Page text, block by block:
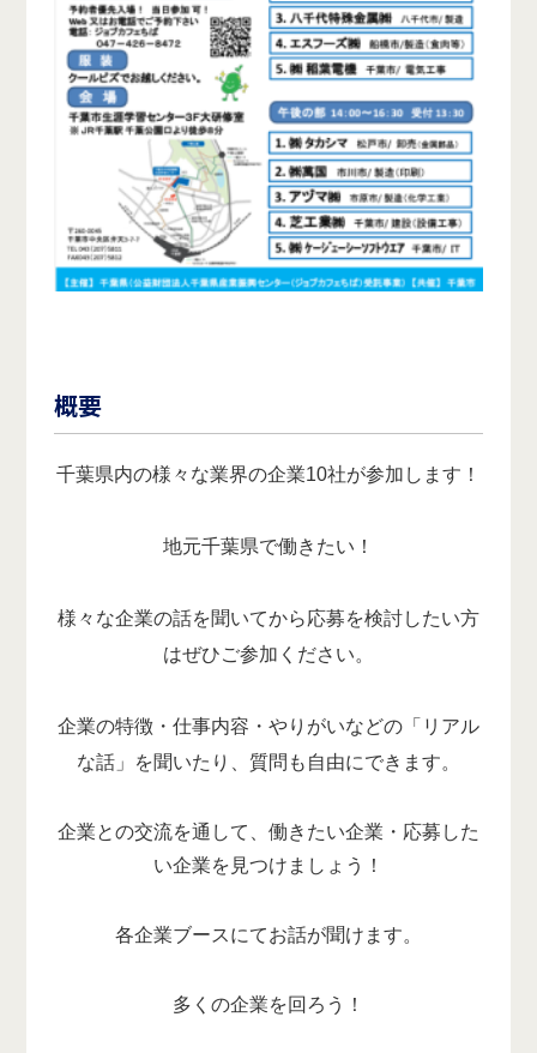
概要
千葉県内の様々な業界の企業10社が参加します！
地元千葉県で働きたい！
様々な企業の話を聞いてから応募を検討したい方
はぜひご参加ください。
企業の特徴・仕事内容・やりがいなどの「リアル
な話」を聞いたり、質問も自由にできます。
企業との交流を通して、働きたい企業・応募した
い企業を見つけましょう！
各企業ブースにてお話が聞けます。
多くの企業を回ろう！